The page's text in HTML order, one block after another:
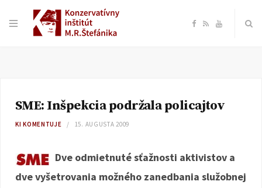
F
e
R Y
T
SME: Inšpekcia podržala policajtov
KI KOMENTUJE 15. AUGUSTA 2009
Dve odmietnuté sťažnosti aktivistov a
dve vyšetrovania možného zanedbania služobnej